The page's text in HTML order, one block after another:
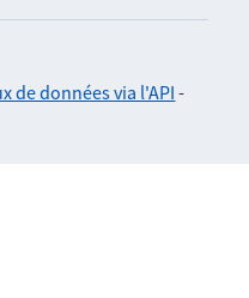
de données via l'API -